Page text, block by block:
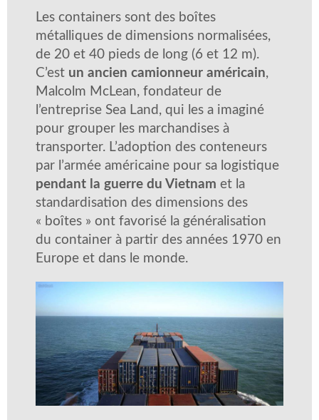
Les containers sont des boîtes
métalliques de dimensions normalisées,
de 20 et 40 pieds de long (6 et 12 m).
C’est un ancien camionneur américain,
Malcolm McLean, fondateur de
l’entreprise Sea Land, qui les a imaginé
pour grouper les marchandises à
transporter. L’adoption des conteneurs
par l’armée américaine pour sa logistique
pendant la guerre du Vietnam et la
standardisation des dimensions des
« boîtes » ont favorisé la généralisation
du container à partir des années 1970 en
Europe et dans le monde.